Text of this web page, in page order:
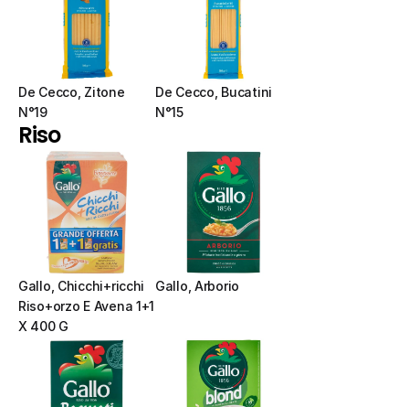
De Cecco, Zitone
N°19
De Cecco, Bucatini
N°15
Riso
Gallo, Chicchi+ricchi
Riso+orzo E Avena 1+1
X 400 G
Gallo, Arborio